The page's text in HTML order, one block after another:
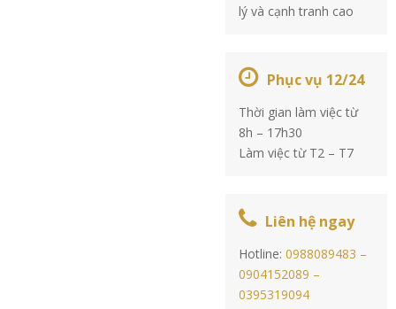
lý và cạnh tranh cao
Phục vụ 12/24
Thời gian làm việc từ
8h – 17h30
Làm việc từ T2 – T7
Liên hệ ngay
Hotline:0988089483 –
0904152089 –
0395319094